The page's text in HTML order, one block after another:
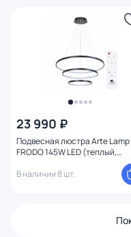
23 990 ₽
Подвесная люстра Arte Lamp
FRODO 145W LED (теплый,
белый, холодный) A2197SP-
В наличии 8 шт.